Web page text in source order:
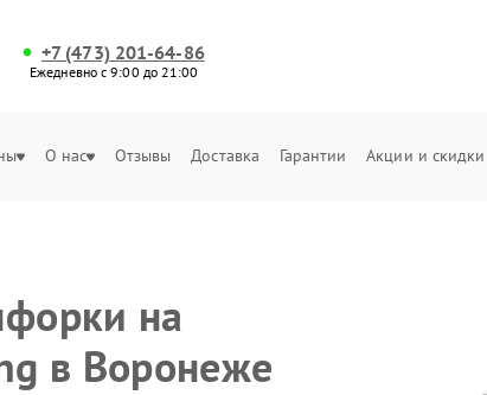
+7 (473) 201-64-86
Ежедневно с 9:00 до 21:00
О нас Отзывы Доставка Гарантии Акции и скидки
на
в Воронеже